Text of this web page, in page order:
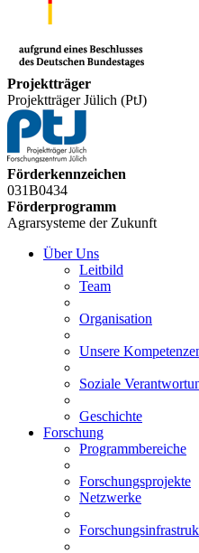
Projektträger
Projektträger Jülich (PtJ)
Förderkennzeichen
031B0434
Förderprogramm
Agrarsysteme der Zukunft
Über Uns
Leitbild
Team
Organisation
Unsere
Soziale
Geschichte
Forschung
Programmbereiche
Forschungsprojekte
Netzwerke